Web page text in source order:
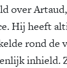
over
Hij heeft
rond de
inhield.